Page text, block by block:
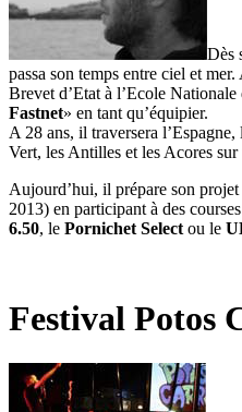
Dès
passa son temps entre ciel et
Brevet d’Etat à l’Ecole
Fastnet» en tant qu’équipier.
A 28 ans, il traversera
Vert, les Antilles et les Acores sur
Aujourd’hui, il prépare son projet
2013) en participant à des
6.50, le Pornichet Select ou le
Festival Potos